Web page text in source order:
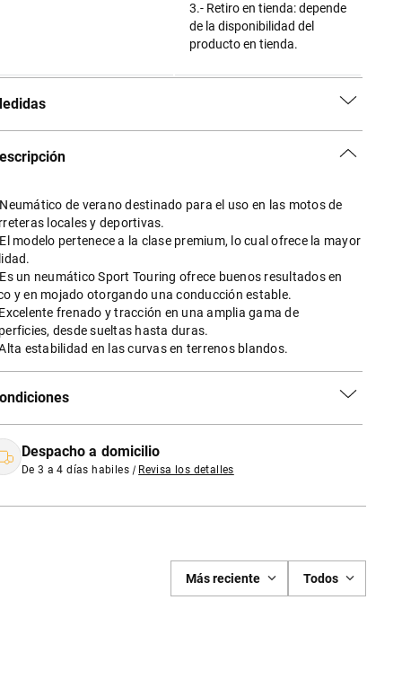
3.- Retiro en tienda: depende
de la disponibilidad del
producto en tienda.
de verano destinado para el uso en las motos de
locales y deportivas.
modelo pertenece a la clase premium, lo cual ofrece la mayor
un neumático Sport Touring ofrece buenos resultados en
y en mojado otorgando una conducción estable.
frenado y tracción en una amplia gama de
desde sueltas hasta duras.
estabilidad en las curvas en terrenos blandos.
Despacho a domicilio
De 3 a 4 días habiles | Revisa los detalles
Más reciente Todos